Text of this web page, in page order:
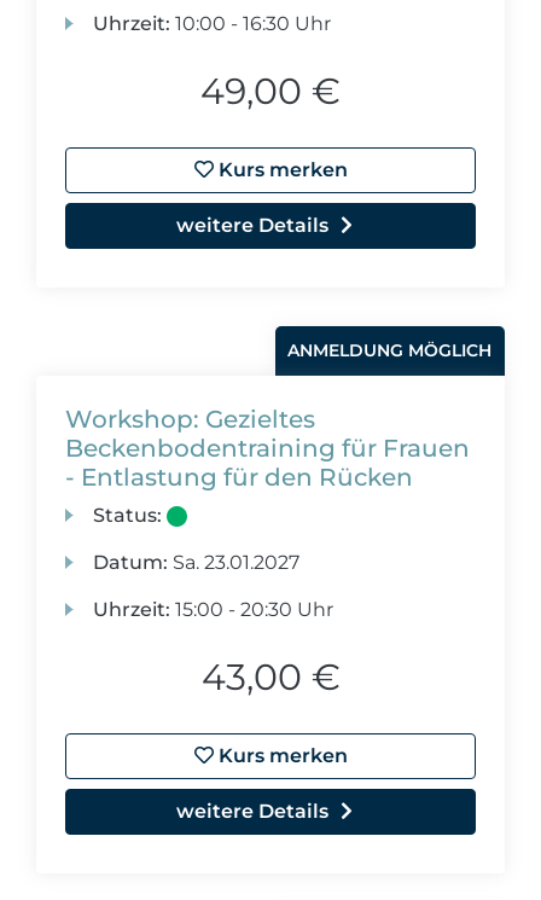
Uhrzeit: 10:00 - 16:30 Uhr
49,00 €
Kurs merken
weitere Details
ANMELDUNG MÖGLICH
Workshop: Gezieltes
Beckenbodentraining für Frauen
- Entlastung für den Rücken
Status:
Datum: Sa. 23.01.2027
Uhrzeit: 15:00 - 20:30 Uhr
43,00 €
Kurs merken
weitere Details